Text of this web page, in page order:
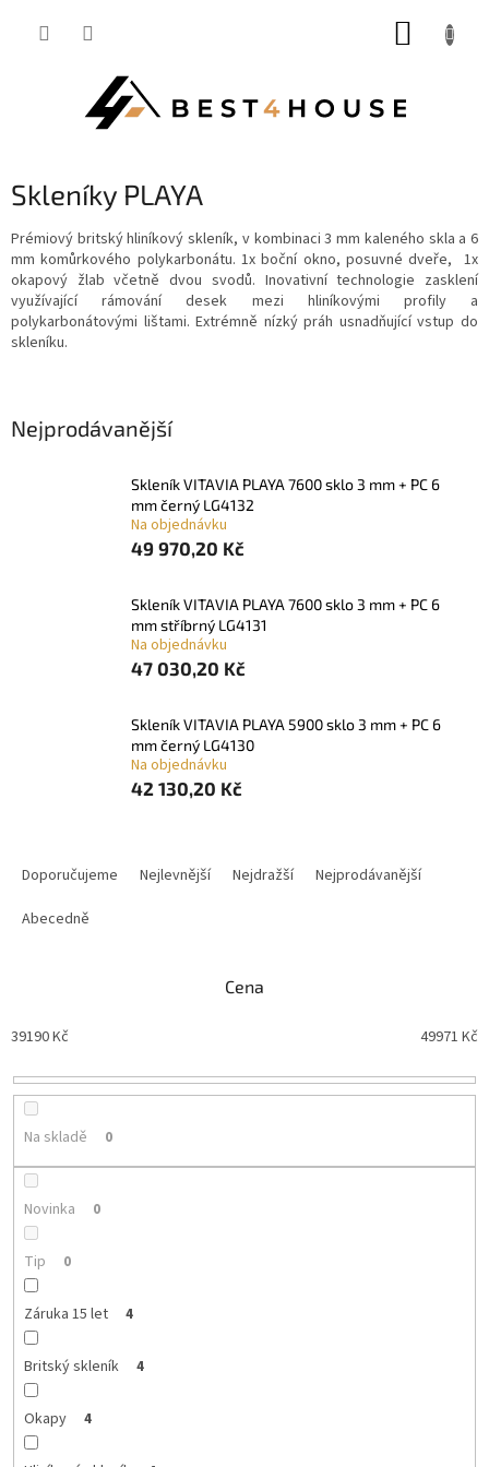
Skleníky PLAYA
Prémiový britský hliníkový skleník, v kombinaci 3 mm kaleného skla a 6
mm komůrkového polykarbonátu. 1x boční okno, posuvné dveře, 1x
okapový žlab včetně dvou svodů. Inovativní technologie zasklení
využívající rámování desek mezi hliníkovými profily a
polykarbonátovými lištami. Extrémně nízký práh usnadňující vstup do
skleníku.
Nejprodávanější
skleník VITAVIA PLAYA 7600 sklo 3 mm + PC 6
mm černý LG4132
Na objednávku
49 970,20 Kč
skleník VITAVIA PLAYA 7600 sklo 3 mm + PC 6
mm stříbrný LG4131
Na objednávku
47 030,20 Kč
skleník VITAVIA PLAYA 5900 sklo 3 mm + PC 6
mm černý LG4130
Na objednávku
42 130,20 Kč
o
u
ů
Doporučujeme Nejlevnější Nejdražší
Nejprodávanější
Abecedně
Cena
39190Kč 49971 Kč
Na skladě 0
Novinka 0
Tip 0
Záruka 15 let 4
Britský skleník 4
Okapy 4